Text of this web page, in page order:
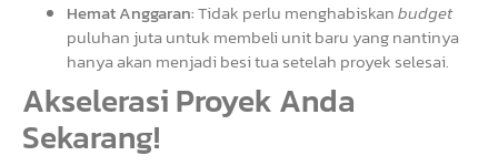
Hemat Anggaran:Tidak perlu menghabiskanbudget
puluhan juta untuk membeli unit baru yang nantinya
hanya akan menjadi besi tua setelah proyek selesai.
Akselerasi Proyek Anda
Sekarang!